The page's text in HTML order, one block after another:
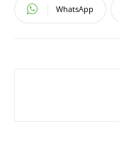
WhatsApp